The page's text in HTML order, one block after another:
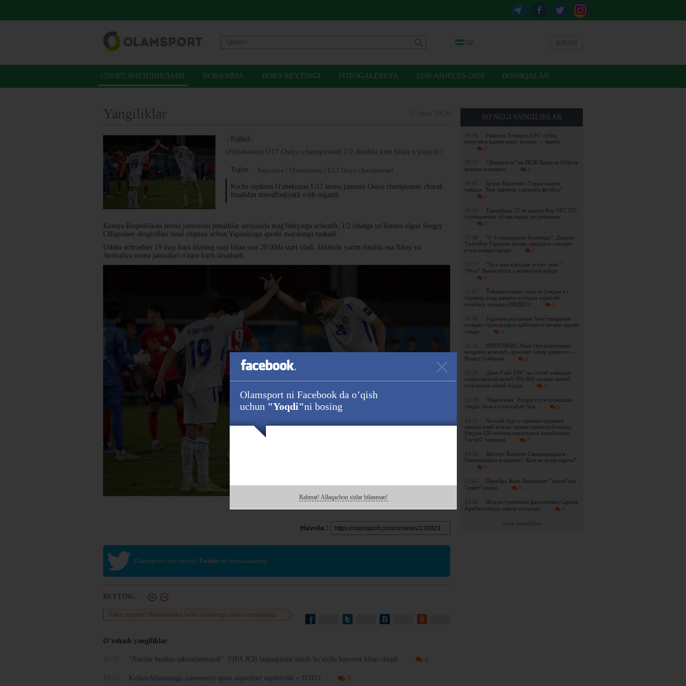
OZ
СПОРТ ЯНГИЛИКЛАРИ BOKS/MMA BOKS REYTINGI FOTOGALEREYA LOS-ANJELES-2028 BOSHQALAR
SO’NGGI YANGILIKLAR
19:56
Рамазон Темиров UFC собиқ
юлдузига қарши жанг қилади — манба
0
19:17
“Ливерпуль” ва ПСЖ Барколя бўйича
келиша олмаяпти
0
18:47
Брэди Махачев - Гэрри жанги
ҳақида: "Бир дарвоза олдидаги футбол"
0
18:13
Таркибида 12 та жанги бор UFC 331
турнирининг тўлиқ карди тасдиқланди
0
17:48
"У ўз имиджини бузмоқда". Даррен
Тилл Иан Гэррини аёллар ҳақидаги гаплари
учун танқид қилди
0
17:17
“Ҳеч ким клубдан устун эмас”:
“Реал” Винисиусга ультиматум қўйди
0
17:07
Ўзбекистонлик сумочи ўзидан уч
баравар оғир рақиби устидан тарихий
ғалабага эришди (ВИДЕО)
0
16:49
Украина россиялик боксчиларнинг
халқаро турнирларга қайтишига кескин қарши
чиқди
0
16:16
ИНТЕРВЬЮ. Икки Президентнинг
меҳрини қозониб, дуосини олган дзюдочи —
Ришод Собиров
0
15:50
Дана Уайт UFC`ни сотиб олишдан
олдин қандай қилиб 380 000 доллар ишлаб
топганини айтиб берди
0
15:18
“Барселона” Родри учун курашдан
чиқди: бунга учта сабаб бор
0
14:51
Асосий тўрга саралаш турнири
орқали етиб келган теннисчимиз рейтингда
ўзидан 530 поғона юқоридаги рақибасини
"сочиб" ташлади
0
14:16
Магнус Карлсен Самарқанддаги
Олимпиадага келадими? Қолган юлдузларчи?
0
13:43
Перейра Жош Хокитнинг "вызов"ига
"ответ" қилди
0
13:20
Жаҳон чемпиони фаолиятини Саудия
Арабистонида давом эттиради
0
yana yangiliklar
Yangiliklar
Futbol
O'zbekiston U17 Osiyo chempionati 1/2 finalda kim bilan o'ynaydi?
Teglar : Yaponiya O'zbekiston U17 Osiyo chempionati
Kecha oqshom O'zbekiston U17 terma jamoasi Osiyo chempionati chorak
finalidan muvaffaqiyatli o'tib olgandi.
Koreya Respublikasi terma jamoasini penaltilar seriyasida mag'lubiyatga uchratib, 1/2 finalga yo'llanma olgan Sergey
CHigodaev shogirdlari final chiptasi uchun Yaponiyaga qarshi maydonga tushadi.
Ushbu uchrashuv 19 may kuni bizning vaqt bilan soat 20:00da start oladi. Ikkinchi yarim finalda esa Xitoy va
Avstraliya terma jamoalari o'zaro kuch sinashadi.
Havola :
Olamsport.com saytini Twitter da ham kuzating!
REYTING:
Xabar yoqdimi? Birinchilardan bo'lib do'stlaringiz bilan o'rtoqlashing!
O’xshash yangiliklar
"Xatolar boshqa takrorlanmaydi". FIFA JCH huquqlarini sotish bo'yicha bayonot bilan chiqdi 0
Kriketchilarimizga zamonaviy sport anjomlari topshirildi + FOTO 0
Olamsport ni Facebook da o’qish
uchun "Yoqdi"ni bosing
Rahmat! Allaqachon sizlar bilanman!